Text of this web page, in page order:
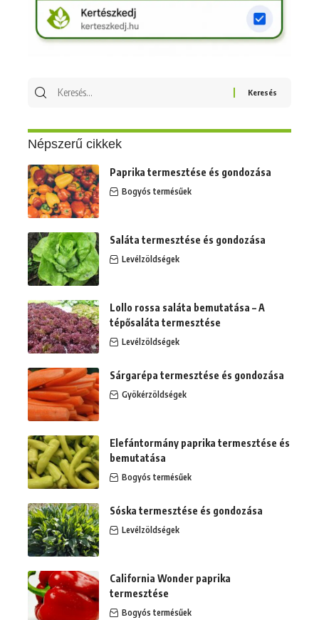
Keresés
Népszerű cikkek
Paprika termesztése és gondozása
Bogyós termésűek
Saláta termesztése és gondozása
Levélzöldségek
Lollo rossa saláta bemutatása – A
tépősaláta termesztése
Levélzöldségek
Sárgarépa termesztése és gondozása
Gyökérzöldségek
Elefántormány paprika termesztése és
bemutatása
Bogyós termésűek
Sóska termesztése és gondozása
Levélzöldségek
California Wonder paprika
termesztése
Bogyós termésűek